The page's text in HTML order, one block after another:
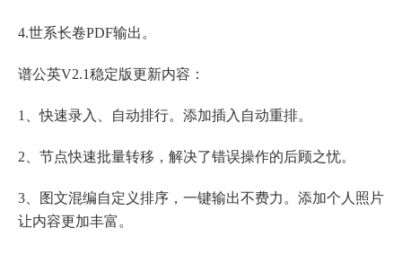
4.世系长卷PDF输出。
谱公英V2.1稳定版更新内容：
1、快速录入、自动排行。添加插入自动重排。
2、节点快速批量转移，解决了错误操作的后顾之忧。
3、图文混编自定义排序，一键输出不费力。添加个人照片
让内容更加丰富。